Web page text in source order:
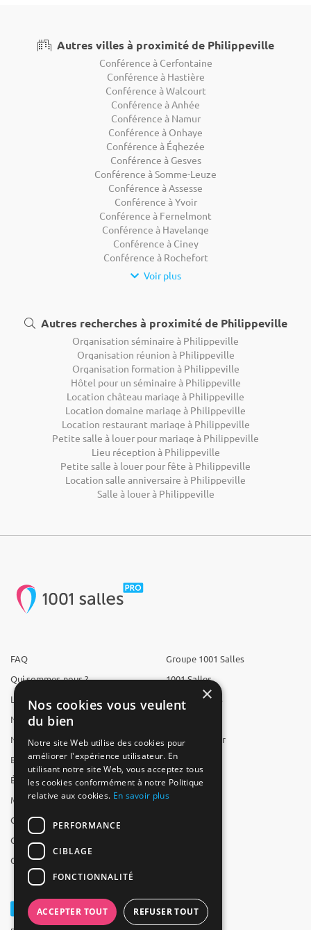
Autres villes à proximité de Philippeville
Conférence à Cerfontaine
Conférence à Hastière
Conférence à Walcourt
Conférence à Anhée
Conférence à Namur
Conférence à Onhaye
Conférence à Éghezée
Conférence à Gesves
Conférence à Somme-Leuze
Conférence à Assesse
Conférence à Yvoir
Conférence à Fernelmont
Conférence à Havelange
Conférence à Ciney
Conférence à Rochefort
Voir plus
Autres recherches à proximité de Philippeville
Organisation séminaire à Philippeville
Organisation réunion à Philippeville
Organisation formation à Philippeville
Hôtel pour un séminaire à Philippeville
Location château mariage à Philippeville
Location domaine mariage à Philippeville
Location restaurant mariage à Philippeville
Petite salle à louer pour mariage à Philippeville
Lieu réception à Philippeville
Petite salle à louer pour fête à Philippeville
Location salle anniversaire à Philippeville
Salle à louer à Philippeville
FAQ
Qui sommes-nous ?
L'équipe
Nous recrutons
Nos partenaires
Espace presse
Études
Mentions légales
CGV
CGU
Contact
Groupe 1001 Salles
1001 Salles
1001 Traiteurs
Reserverunbar
MP2
×
Nos cookies vous veulent
du bien
Notre site Web utilise des cookies pour
améliorer l'expérience utilisateur. En
utilisant notre site Web, vous acceptez tous
les cookies conformément à notre Politique
relative aux cookies. En savoir plus
PERFORMANCE
CIBLAGE
FONCTIONNALITÉ
ACCEPTER TOUT REFUSER TOUT